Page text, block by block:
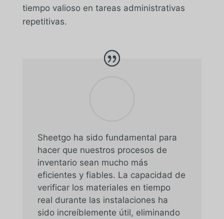
tiempo valioso en tareas administrativas
repetitivas.
Sheetgo ha sido fundamental para
hacer que nuestros procesos de
inventario sean mucho más
eficientes y fiables. La capacidad de
verificar los materiales en tiempo
real durante las instalaciones ha
sido increíblemente útil, eliminando